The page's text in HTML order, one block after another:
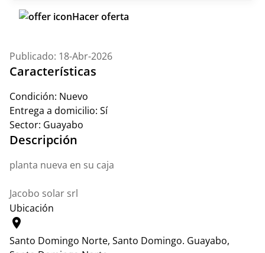
Hacer oferta
Publicado: 18-Abr-2026
Características
Condición: Nuevo
Entrega a domicilio: Sí
Sector: Guayabo
Descripción
planta nueva en su caja
Jacobo solar srl
Ubicación
location_on
Santo Domingo Norte, Santo Domingo. Guayabo,